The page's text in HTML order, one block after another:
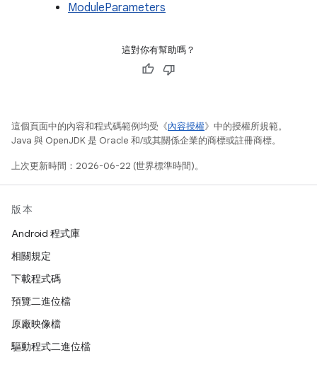
ModuleParameters
這對你有幫助嗎？
這個頁面中的內容和程式碼範例均受《內容授權》中的授權所規範。
Java 與 OpenJDK 是 Oracle 和/或其關係企業的商標或註冊商標。
上次更新時間：2026-06-22 (世界標準時間)。
版本
Android 程式庫
相關規定
下載程式碼
預覽二進位檔
原廠映像檔
驅動程式二進位檔